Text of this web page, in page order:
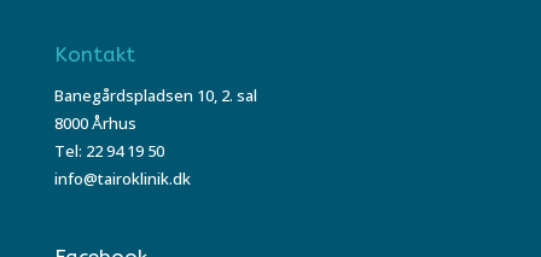
Kontakt
Banegårdspladsen 10, 2. sal
8000 Århus
Tel: 22 94 19 50
info@tairoklinik.dk